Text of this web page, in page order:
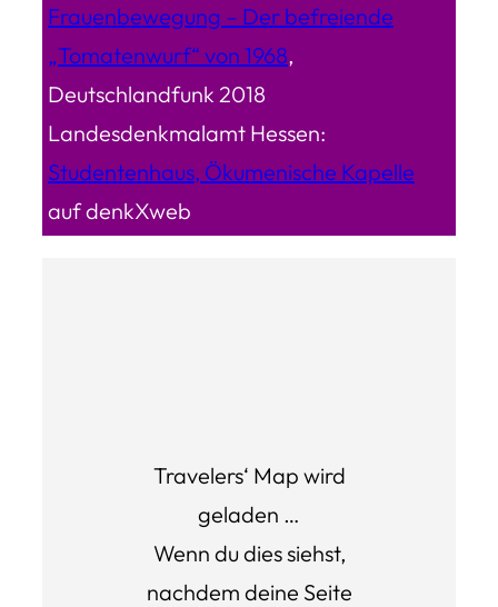
Frauenbewegung – Der befreiende
„Tomatenwurf“ von 1968,
Deutschlandfunk 2018
Landesdenkmalamt Hessen:
Studentenhaus, Ökumenische Kapelle
auf denkXweb
Travelers‘ Map wird
geladen …
Wenn du dies siehst,
nachdem deine Seite